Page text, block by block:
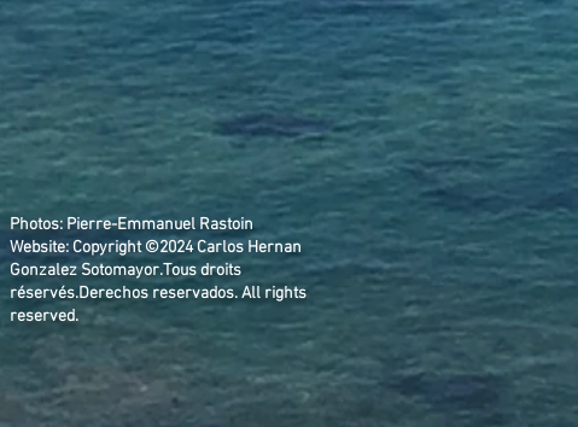
Photos: Pierre-Emmanuel Rastoin
Website: Copyright ©2024 Carlos Hernan
Gonzalez Sotomayor.Tous droits
réservés.Derechos reservados.All rights
reserved.